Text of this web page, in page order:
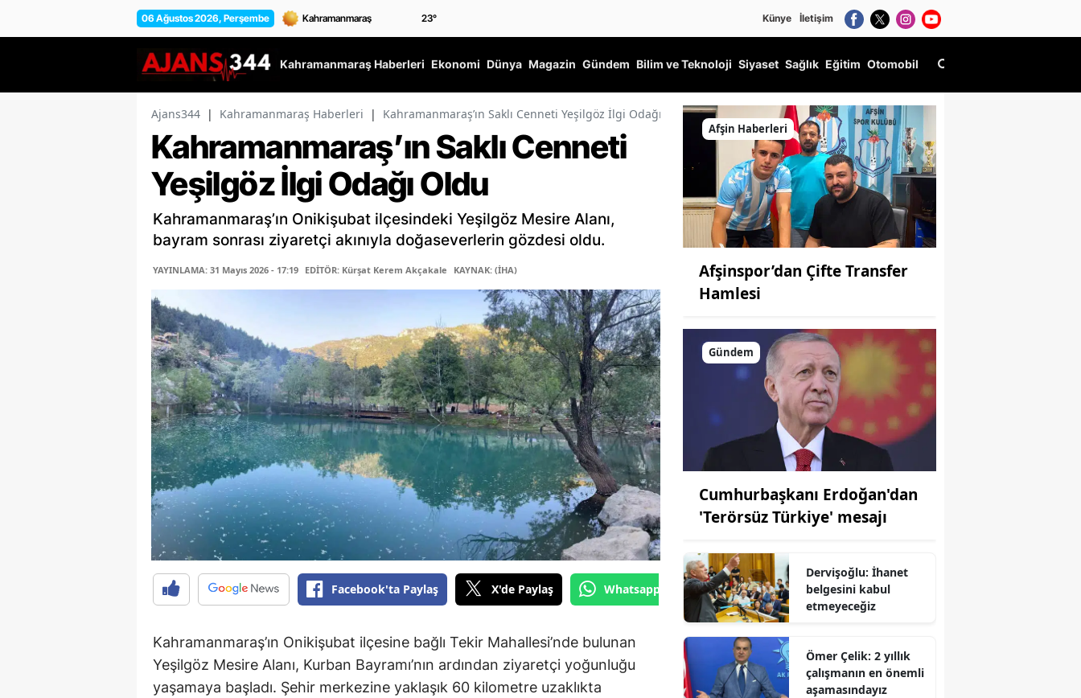
06 Ağustos 2026, Perşembe 23° Künye İletişim
Kahramanmaraş Haberleri Ekonomi Dünya Magazin Gündem Bilim ve Teknoloji Siyaset Sağlık Eğitim Otomobil
Ajans344 | Kahramanmaraş Haberleri | Kahramanmaraş’ın Saklı Cenneti Yeşilgöz İlgi Odağı Oldu
Kahramanmaraş’ın Saklı Cenneti
Yeşilgöz İlgi Odağı Oldu
Kahramanmaraş’ın Onikişubat ilçesindeki Yeşilgöz Mesire Alanı,
bayram sonrası ziyaretçi akınıyla doğaseverlerin gözdesi oldu.
YAYINLAMA: 31 Mayıs 2026 - 17:19 EDİTÖR: Kürşat Kerem Akçakale KAYNAK: (İHA)
Facebook'ta Paylaş X'de Paylaş Whatsapp'tan Gönder
Kahramanmaraş’ın Onikişubat ilçesine bağlı Tekir Mahallesi’nde bulunan
Yeşilgöz Mesire Alanı, Kurban Bayramı’nın ardından ziyaretçi yoğunluğu
yaşamaya başladı. Şehir merkezine yaklaşık 60 kilometre uzaklıkta
Afşin Haberleri
Afşinspor’dan Çifte Transfer
Hamlesi
Gündem
Cumhurbaşkanı Erdoğan'dan
'Terörsüz Türkiye' mesajı
Dervişoğlu: İhanet
belgesini kabul
etmeyeceğiz
Ömer Çelik: 2 yıllık
çalışmanın en önemli
aşamasındayız